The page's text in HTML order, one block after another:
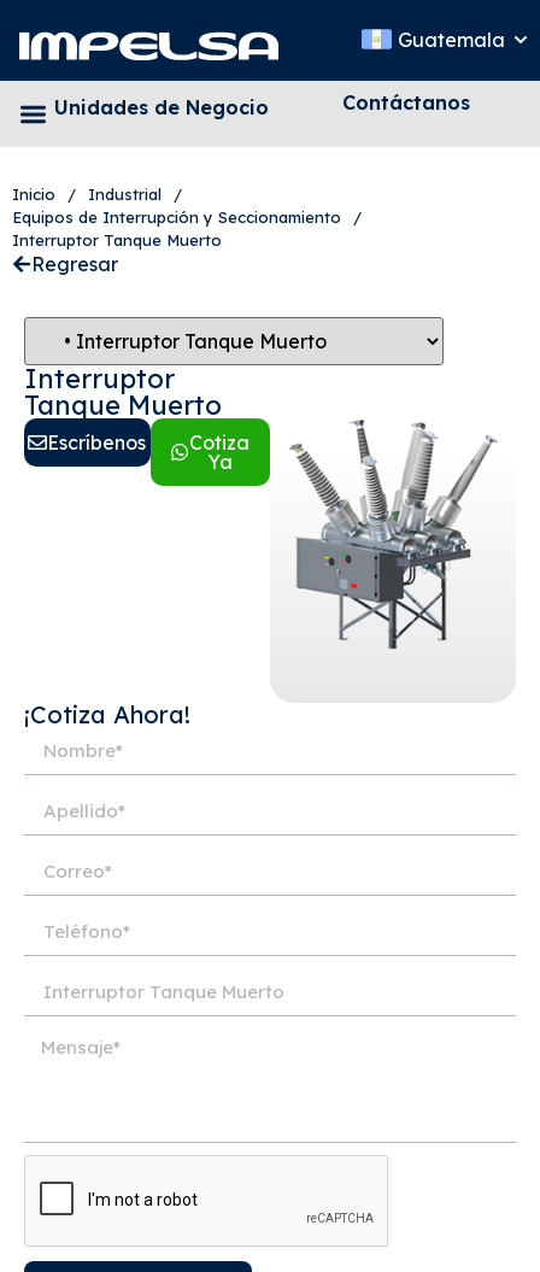
Guatemala
Unidades de Negocio Contáctanos
Inicio / Industrial
/
Equipos de Interrupción y Seccionamiento
/
Interruptor Tanque Muerto
Regresar
Interruptor
Tanque Muerto
Escríbenos
Cotiza
Ya
¡Cotiza Ahora!